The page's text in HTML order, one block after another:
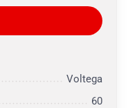
Voltega
60